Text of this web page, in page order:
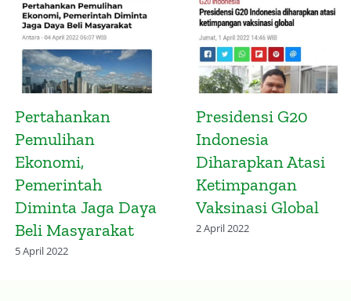
Waspadai Risiko
Pelemahan Daya
Beli
29 Maret 2022
Pemerintah Mesti
Evaluasi Pos-Pos
Belanja yang
Dipandang Boros
7 September 2022